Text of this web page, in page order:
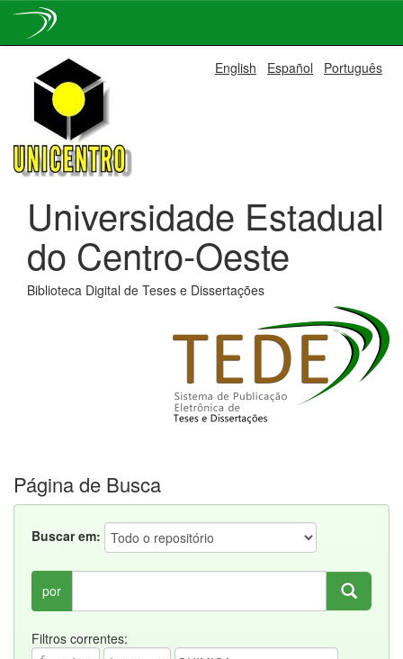
navigation
English Español Português
Universidade Estadual
do Centro-Oeste
Biblioteca Digital de Teses e Dissertações
Página de Busca
Buscar em:
por
Filtros correntes: